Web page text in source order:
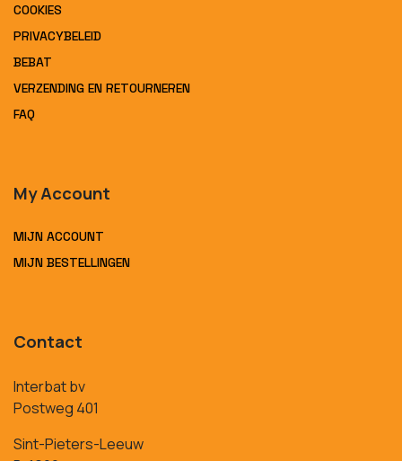
COOKIES
PRIVACYBELEID
BEBAT
VERZENDING EN RETOURNEREN
FAQ
My Account
MIJN ACCOUNT
MIJN BESTELLINGEN
Contact
Interbat bv
Postweg 401
Sint-Pieters-Leeuw